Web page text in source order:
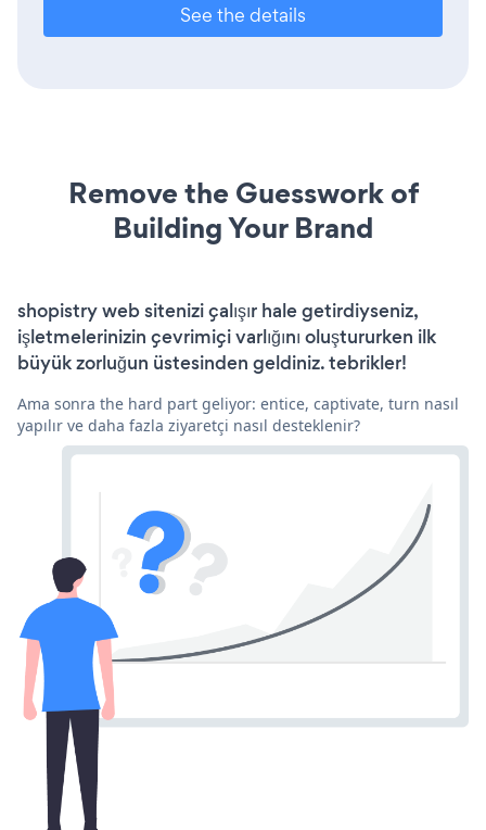
See the details
Remove the Guesswork of
Building Your Brand
shopistry web sitenizi çalışır hale getirdiyseniz,
işletmelerinizin çevrimiçi varlığını oluştururken ilk
büyük zorluğun üstesinden geldiniz. tebrikler!
Ama sonra the hard part geliyor: entice, captivate, turn nasıl
yapılır ve daha fazla ziyaretçi nasıl desteklenir?